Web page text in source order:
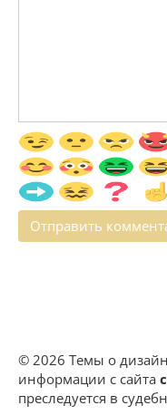
© 2026 Темы о
информации с сайта
преследуется в